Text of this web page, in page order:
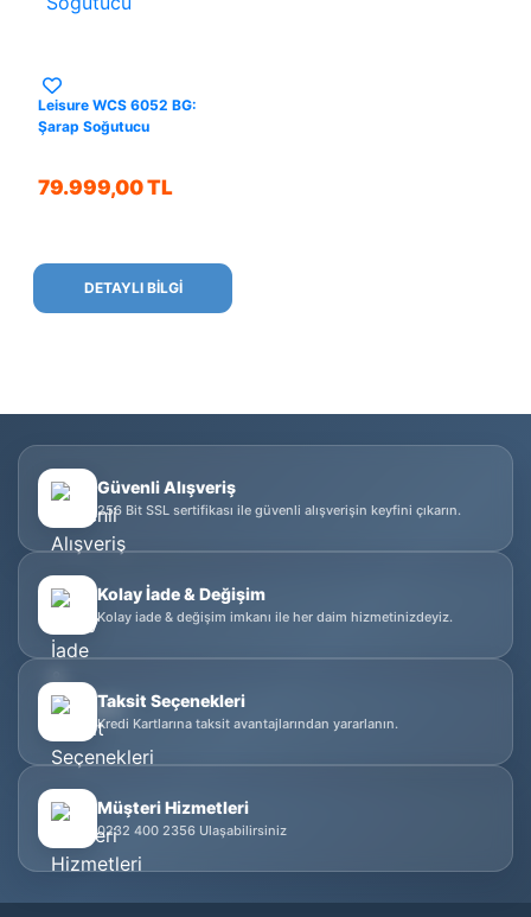
Leisure WCS 6052 BG:
Şarap Soğutucu
79.999,00 TL
DETAYLI BİLGİ
Güvenli Alışveriş
256 Bit SSL sertifikası ile güvenli alışverişin keyfini çıkarın.
Kolay İade & Değişim
Kolay iade & değişim imkanı ile her daim hizmetinizdeyiz.
Taksit Seçenekleri
Kredi Kartlarına taksit avantajlarından yararlanın.
Müşteri Hizmetleri
0232 400 2356 Ulaşabilirsiniz